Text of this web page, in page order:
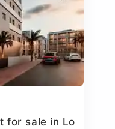
for sale in Lo